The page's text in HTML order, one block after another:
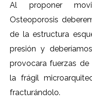
Al proponer
Osteoporosis
de la estructura
presión y
provocara fuerzas
la frágil
fracturándolo.